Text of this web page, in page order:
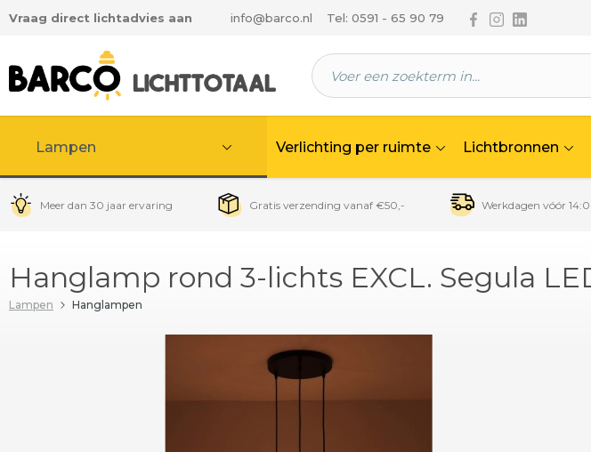
hoofdinhoud
Vraag direct lichtadvies aan info@barco.nl Tel: 0591 - 65 90 79 Volg ons via
Volg ons via
Volg ons
Lampen Verlichting per ruimte Lichtbronnen
Meer dan 30 jaar ervaring Gratis verzending vanaf €50,- Werkdagen vóór
Hanglamp rond 3-lichts EXCL. Segula
Lampen Hanglampen